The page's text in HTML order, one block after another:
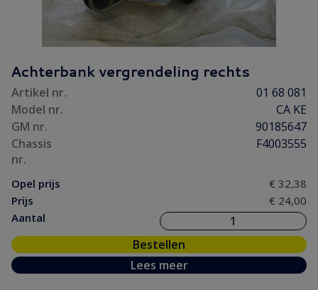
Achterbank vergrendeling rechts
Artikel nr.
01 68 081
Model nr.
CA KE
GM nr.
90185647
Chassis
nr.
F4003555
Opel prijs
€ 32,38
Prijs
€ 24,00
Aantal
Bestellen
Lees meer